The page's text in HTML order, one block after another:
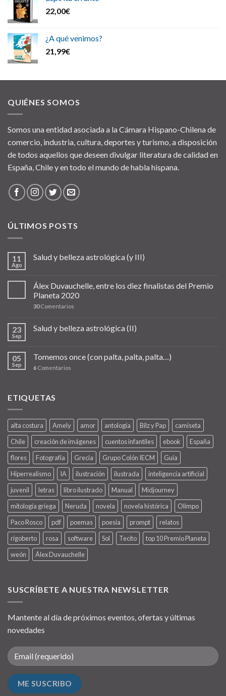
22,00€
¿A qué venimos?
21,99€
QUIÉNES SOMOS
Somos una entidad asociada a la Cámara Hispano-Chilena de
comercio, industria, cultura, deportes y turismo, a disposición
de todos aquellos que deseen divulgar literatura de calidad en
España, Chile y en todo el mundo de habla hispana.
ÚLTIMOS POSTS
11
Ago
Salud y belleza astrológica (y III)
Álex Duvauchelle, entre los diez finalistas del Premio
Planeta 2020
30Comentarios
23
Sep
Salud y belleza astrológica (II)
05
Sep
Tomemos once (con palta, palta, palta…)
6 Comentarios
ETIQUETAS
alta costura Amely amor antología Bilz y Pap
camiseta
Chile
creación de imágenes cuentos infantiles ebook
España
flores
Fotografía Grecia Grupo Colón IECM
Guía
Hiperrealismo
IA ilustración ilustrada
inteligencia artificial
juvenil
letras libro ilustrado Manual
Midjourney
mitología griega
Neruda novela novela histórica
Olimpo
Paco Rosco
pdf poemas poesía prompt
relatos
rigoberto
rosa software Sol Tecito
top 10 Premio Planeta
weón
Álex Duvauchelle
SUSCRÍBETE A NUESTRA NEWSLETTER
Mantente al día de próximos eventos, ofertas y últimas
novedades